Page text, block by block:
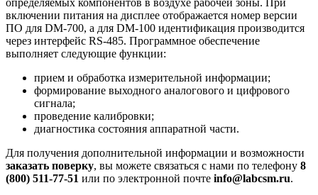
включении питания на дисплее отображается номер версии
ПО для DM-700, а для DM-100 идентификация производится
через интерфейс RS-485. Программное обеспечение
выполняет следующие функции:
прием и обработка измерительной информации;
формирование выходного аналогового и цифрового
сигнала;
проведение калибровки;
диагностика состояния аппаратной части.
Для получения дополнительной информации и возможности
заказать поверку, вы можете связаться с нами по телефону 8
(800) 511-77-51 или по электронной почте info@labcsm.ru.